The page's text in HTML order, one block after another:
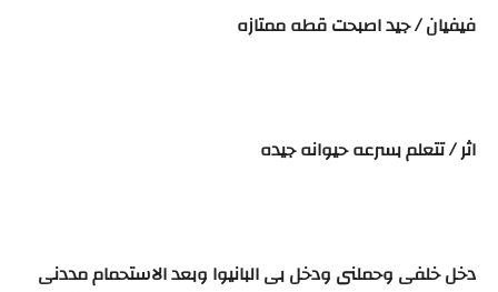
فيفيان / جيد اصبحت قطه ممتازه
اثر / تتعلم بسرعه حيوانه جيده
دخل خلفى وحملنى ودخل بى البانيوا وبعد الاستحمام مددنى